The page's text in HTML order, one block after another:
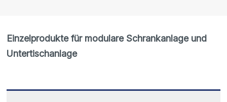
Einzelprodukte für modulare Schrankanlage und
Untertischanlage